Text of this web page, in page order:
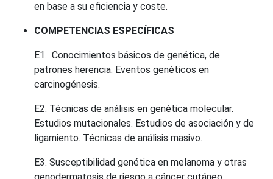
en base a su eficiencia y coste.
COMPETENCIAS ESPECÍFICAS
E1. Conocimientos básicos de genética, de
patrones herencia. Eventos genéticos en
carcinogénesis.
E2. Técnicas de análisis en genética molecular.
Estudios mutacionales. Estudios de asociación y de
ligamiento. Técnicas de análisis masivo.
E3. Susceptibilidad genética en melanoma y otras